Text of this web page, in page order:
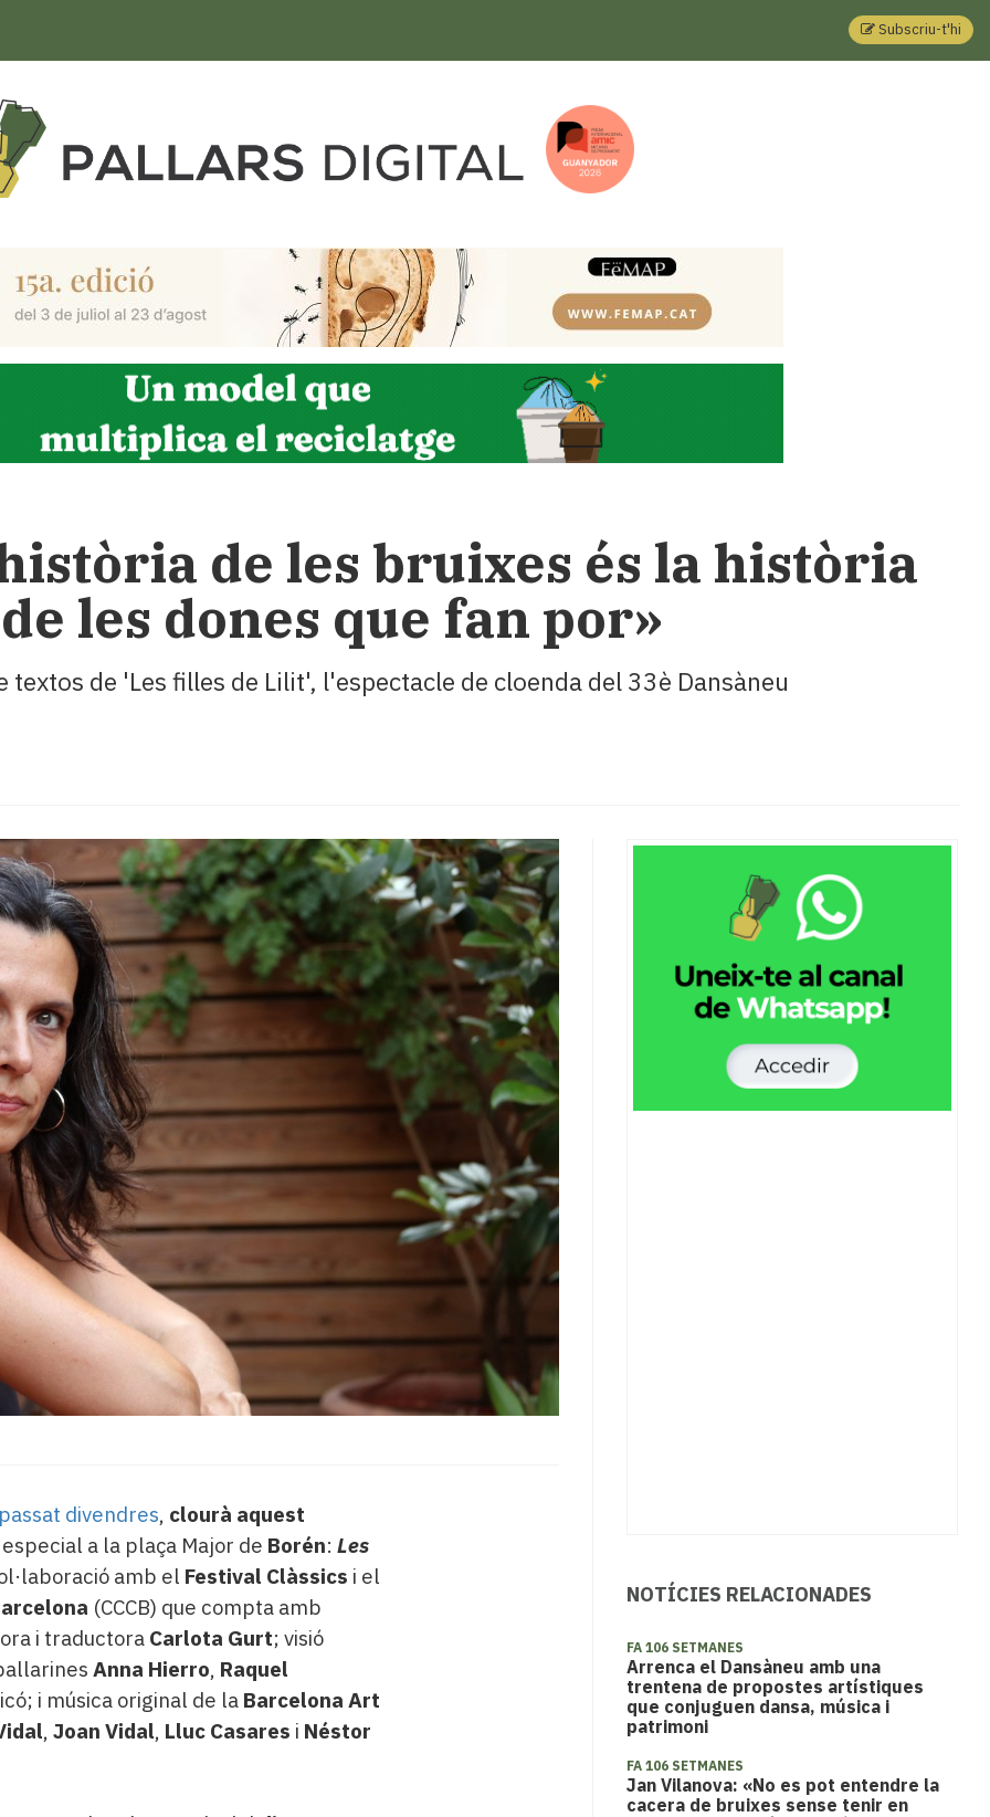
Subscriu-t'hi
de les bruixes és la història
les dones que fan por»
de 'Les filles de Lilit', l'espectacle de cloenda del 33è Dansàneu
divendres, clourà aquest
a la plaça Major de Borén: Les
amb el Festival Clàssics i el
(CCCB) que compta amb
i traductora Carlota Gurt; visió
Anna Hierro, Raquel
i música original de la Barcelona Art
, Joan Vidal, Lluc Casares i Néstor
NOTÍCIES RELACIONADES
FA 106 SETMANES
Arrenca el Dansàneu amb una
trentena de propostes artístiques
que conjuguen dansa, música i
patrimoni
FA 106 SETMANES
Jan Vilanova: «No es pot entendre la
cacera de bruixes sense tenir en